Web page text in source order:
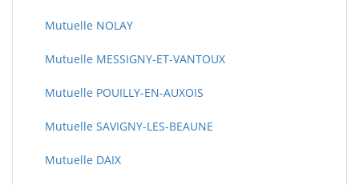
Mutuelle NOLAY
Mutuelle MESSIGNY-ET-VANTOUX
Mutuelle POUILLY-EN-AUXOIS
Mutuelle SAVIGNY-LES-BEAUNE
Mutuelle DAIX